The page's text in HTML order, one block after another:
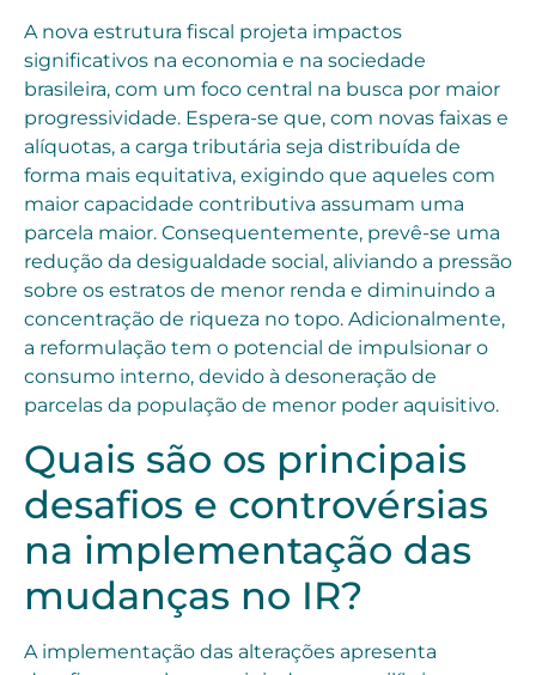
A nova estrutura fiscal projeta impactos
significativos na economia e na sociedade
brasileira, com um foco central na busca por maior
progressividade. Espera-se que, com novas faixas e
alíquotas, a carga tributária seja distribuída de
forma mais equitativa, exigindo que aqueles com
maior capacidade contributiva assumam uma
parcela maior. Consequentemente, prevê-se uma
redução da desigualdade social, aliviando a pressão
sobre os estratos de menor renda e diminuindo a
concentração de riqueza no topo. Adicionalmente,
a reformulação tem o potencial de impulsionar o
consumo interno, devido à desoneração de
parcelas da população de menor poder aquisitivo.
Quais são os principais
desafios e controvérsias
na implementação das
mudanças no IR?
A implementação das alterações apresenta